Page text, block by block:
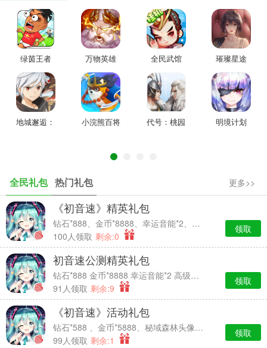
【金猪币罐】地图中惊现神秘金猪罐，听说打破它能收获一笔“意
外之财”哦!
【新赛季活动日历】
绿茵王者 万物英雄 全民武馆 璀璨星途
地城邂逅：
小浣熊百将
代号：桃园 明境计划
全民礼包 热门礼包 更多>>
《初音速》精英礼包
钻石*888、金币*8888、幸运音能*2、高级经验卡*2
100人领取 剩余:0
领取
初音速公测精英礼包
钻石*888 金币*8888 幸运音能*2 高级经验卡*2
91人领取 剩余:9
领取
《初音速》活动礼包
钻石*588 、金币*5888、秘域森林头像框*7天时效、中级经验卡*2
99人领取 剩余:1
领取